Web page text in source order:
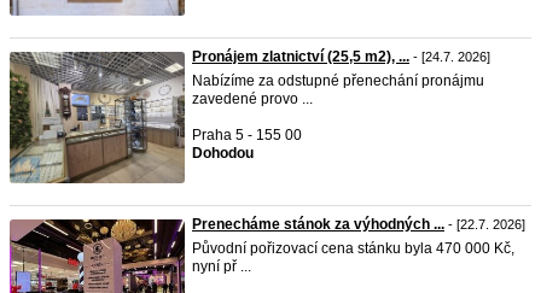
Pronájem zlatnictví (25,5 m2), ... - [24.7. 2026]
Nabízíme za odstupné přenechání pronájmu
zavedené provo ...
Praha 5 - 155 00
Dohodou
Prenecháme stánok za výhodných ... - [22.7. 2026]
Původní pořizovací cena stánku byla 470 000 Kč,
nyní př ...